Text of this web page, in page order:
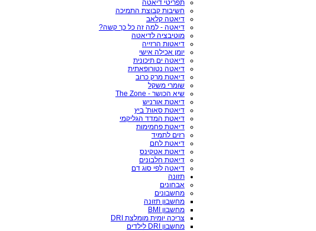
תפריטי דיאטה
חשיבות קבוצת התמיכה
דיאטה קלאב
דיאטה - למה זה כל כך קשה?
מוטיבציה לדיאטה
דיאטות הרזייה
יומן אכילה אישי
דיאטה ים תיכונית
דיאטה נטורופאתית
דיאטת מרק כרוב
שומרי משקל
שיא הכושר - The Zone
דיאטת אורניש
דיאטת סאות' ביץ
דיאטת המדד הגליקמי
דיאטת פחמימות
רזים לתמיד
דיאטת לחם
דיאטת אטקינס
דיאטת חלבונים
דיאטה לפי סוג דם
תזונה
אבחונים
מחשבונים
מחשבון תזונה
מחשבון BMI
צריכה יומית מומלצת DRI
מחשבון DRI לילדים